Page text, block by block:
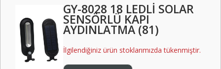
GY-8028 18 LEDLİ SOLAR
SENSÖRLÜ KAPI
AYDINLATMA (81)
İlgilendiğiniz ürün stoklarımızda tükenmiştir.